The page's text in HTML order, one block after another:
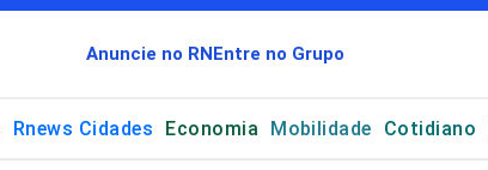
Anuncie no RNEntre no Grupo
Rnews Cidades Economia Mobilidade Cotidiano